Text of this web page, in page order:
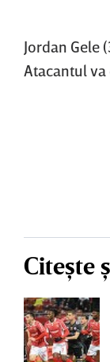
Jordan Gele
Atacantul
Citește